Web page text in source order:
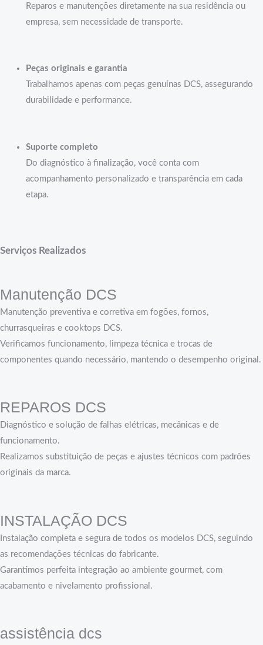
Reparos e manutenções diretamente na sua residência ou
empresa, sem necessidade de transporte.
Peças originais e garantia
Trabalhamos apenas com peças genuínas DCS, assegurando
durabilidade e performance.
Suporte completo
Do diagnóstico à finalização, você conta com
acompanhamento personalizado e transparência em cada
etapa.
Serviços Realizados
Manutenção DCS
Manutenção preventiva e corretiva em fogões, fornos,
churrasqueiras e cooktops DCS.
Verificamos funcionamento, limpeza técnica e trocas de
componentes quando necessário, mantendo o desempenho original.
REPAROS DCS
Diagnóstico e solução de falhas elétricas, mecânicas e de
funcionamento.
Realizamos substituição de peças e ajustes técnicos com padrões
originais da marca.
INSTALAÇÃO DCS
Instalação completa e segura de todos os modelos DCS, seguindo
as recomendações técnicas do fabricante.
Garantimos perfeita integração ao ambiente gourmet, com
acabamento e nivelamento profissional.
assistência dcs